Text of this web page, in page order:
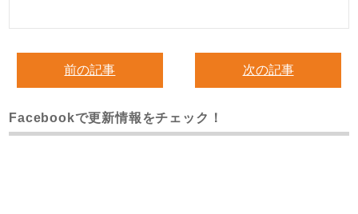
前の記事 次の記事
Facebookで更新情報をチェック！